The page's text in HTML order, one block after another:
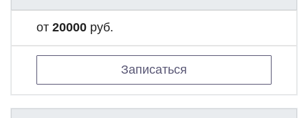
от 20000 руб.
Записаться